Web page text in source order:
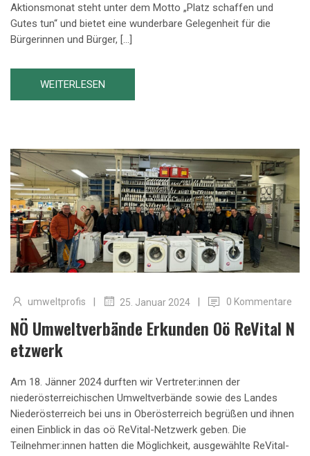
Aktionsmonat steht unter dem Motto „Platz schaffen und
Gutes tun“ und bietet eine wunderbare Gelegenheit für die
Bürgerinnen und Bürger, […]
WEITERLESEN
umweltprofis | 25. Januar 2024 | 0 Kommentare
NÖ Umweltverbände Erkunden Oö ReVital N
Etzwerk
Am 18. Jänner 2024 durften wir Vertreter:innen der
niederösterreichischen Umweltverbände sowie des Landes
Niederösterreich bei uns in Oberösterreich begrüßen und ihnen
einen Einblick in das oö ReVital-Netzwerk geben. Die
Teilnehmer:innen hatten die Möglichkeit, ausgewählte ReVital-